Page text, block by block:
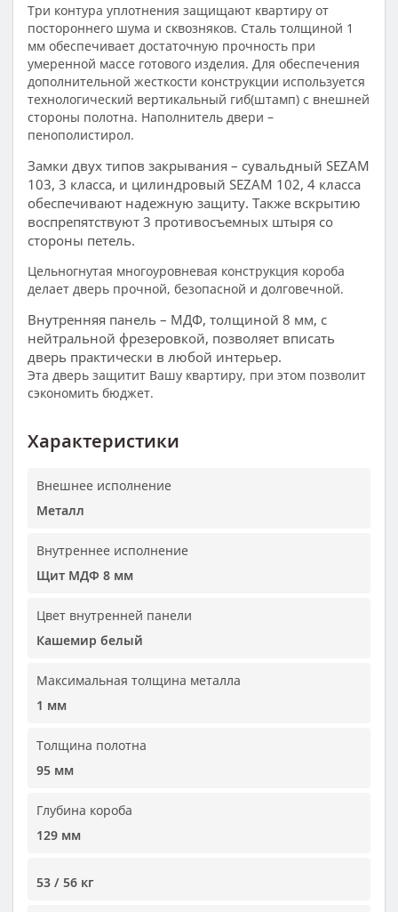
Три контура уплотнения защищают квартиру от
постороннего шума и сквозняков. Сталь толщиной 1
мм обеспечивает достаточную прочность при
умеренной массе готового изделия. Для обеспечения
дополнительной жесткости конструкции используется
технологический вертикальный гиб(штамп) с внешней
стороны полотна. Наполнитель двери –
пенополистирол.
Замки двух типов закрывания – сувальдный SEZAM
103, 3 класса, и цилиндровый SEZAM 102, 4 класса
обеспечивают надежную защиту. Также вскрытию
воспрепятствуют 3 противосъемных штыря со
стороны петель.
Цельногнутая многоуровневая конструкция короба
делает дверь прочной, безопасной и долговечной.
Внутренняя панель – МДФ, толщиной 8 мм, с
нейтральной фрезеровкой, позволяет вписать
дверь практически в любой интерьер.
Эта дверь защитит Вашу квартиру, при этом позволит
сэкономить бюджет.
Характеристики
Внешнее исполнение
Металл
Внутреннее исполнение
Щит МДФ 8 мм
Цвет внутренней панели
Кашемир белый
Максимальная толщина металла
1 мм
Толщина полотна
95 мм
Глубина короба
129 мм
53 / 56 кг